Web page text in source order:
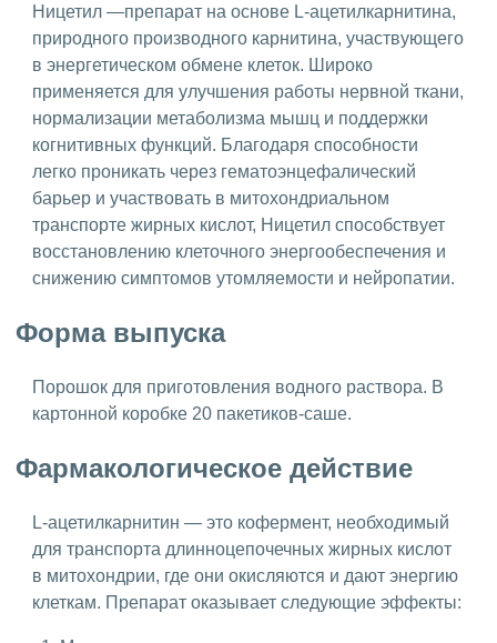
Ницетил —препарат на основе L-ацетилкарнитина,
природного производного карнитина, участвующего
в энергетическом обмене клеток. Широко
применяется для улучшения работы нервной ткани,
нормализации метаболизма мышц и поддержки
когнитивных функций. Благодаря способности
легко проникать через гематоэнцефалический
барьер и участвовать в митохондриальном
транспорте жирных кислот, Ницетил способствует
восстановлению клеточного энергообеспечения и
снижению симптомов утомляемости и нейропатии.
Форма выпуска
Порошок для приготовления водного раствора. В
картонной коробке 20 пакетиков-саше.
Фармакологическое действие
L-ацетилкарнитин — это кофермент, необходимый
для транспорта длинноцепочечных жирных кислот
в митохондрии, где они окисляются и дают энергию
клеткам. Препарат оказывает следующие эффекты: